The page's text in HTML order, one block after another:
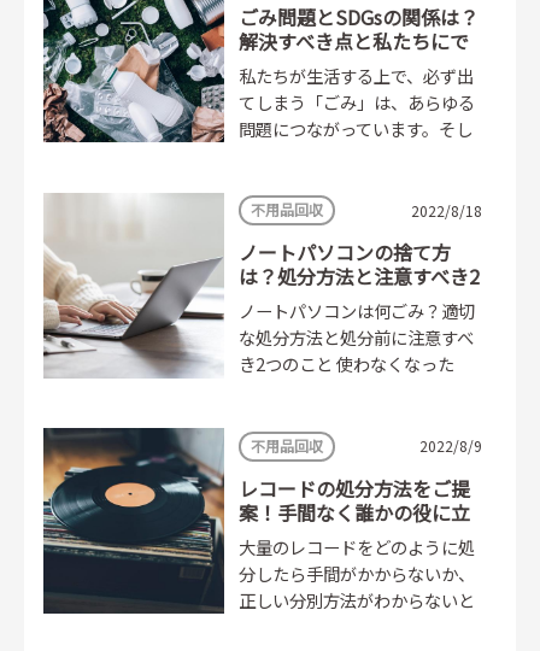
ごみ問題とSDGsの関係は？
解決すべき点と私たちにで
きること
私たちが生活する上で、必ず出
てしまう「ごみ」は、あらゆる
問題につながっています。そし
SDGsです。 しかし、...
不用品回収 2022/8/18
ノートパソコンの捨て方
は？処分方法と注意すべき2
つのこと
ノートパソコンは何ごみ？適切
な処分方法と処分前に注意すべ
き2つのこと 使わなくなった
にお困りではありませんか？...
不用品回収 2022/8/9
レコードの処分方法をご提
案！手間なく誰かの役に立
つ捨て方
大量のレコードをどのように処
分したら手間がかからないか、
正しい分別方法がわからないと